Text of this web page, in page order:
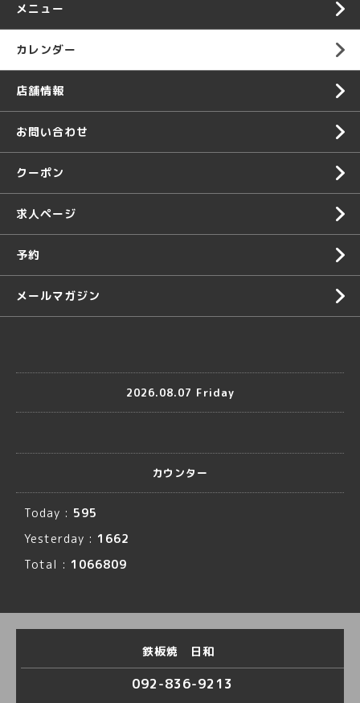
メニュー
カレンダー
店舗情報
お問い合わせ
クーポン
求人ページ
予約
メールマガジン
2026.08.07 Friday
カウンター
Today : 595
Yesterday : 1662
Total : 1066809
鉄板焼 日和
092-836-9213